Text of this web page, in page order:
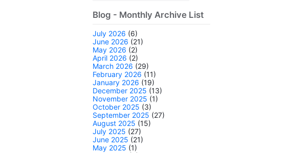
Blog - Monthly Archive List
July 2026 (6)
June 2026 (21)
May 2026 (2)
April 2026 (2)
March 2026 (29)
February 2026 (11)
January 2026 (19)
December 2025 (13)
November 2025 (1)
October 2025 (3)
September 2025 (27)
August 2025 (15)
July 2025 (27)
June 2025 (21)
May 2025 (1)